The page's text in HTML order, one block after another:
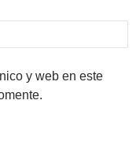
y web en este